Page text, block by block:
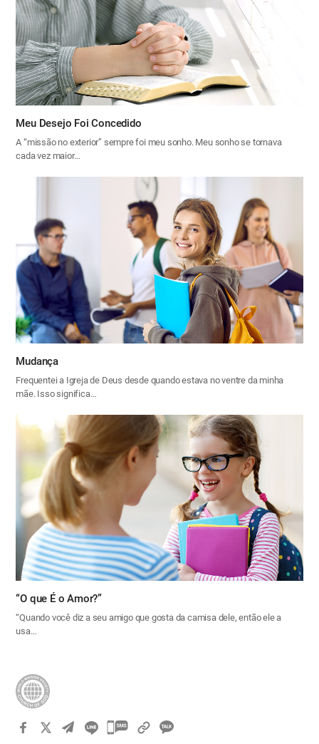
Meu Desejo Foi Concedido
A “missão no exterior” sempre foi meu sonho. Meu sonho se tornava
cada vez maior…
Mudança
Frequentei a Igreja de Deus desde quando estava no ventre da minha
mãe. Isso significa…
“O que É o Amor?”
“Quando você diz a seu amigo que gosta da camisa dele, então ele a
usa…
카